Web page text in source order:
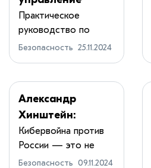
безопасностью:
защита ваших
микросервисных
приложений
Практическое
руководство по
реализации
Безопасность 25.11.2024
Александр
Хинштейн:
«Бороться с
преступниками
мало — важно
Кибервойна против
России — это не
сюжет бло...
Безопасность 09.11.2024